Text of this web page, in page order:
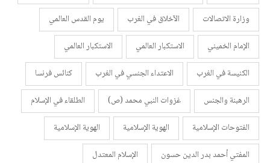
وزارة الاتصالات
الآخلاق في الغرب
يوم القدس العالمي
الإمام الخميني
الاستكبار العالمي
الاستكبار العالمي
الكنيسة في الغرب
الاعتداء الجنسي في الغرب
كنائس فرنسا
الرهبنة والجنس
غزوات النبي محمد (ص)
الطلقاء في الإسلام
الفتوحات الإسلامية
الهوية الإسلامية
الهوية الإسلامية
المفتي أحمد بدر الدين حسون
الإسلام المعتدل